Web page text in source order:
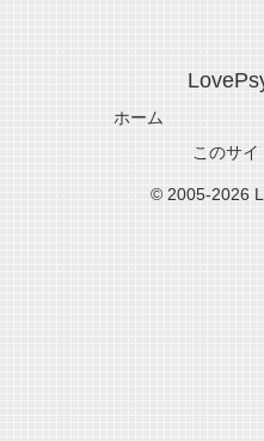
ホーム
このサ
© 2005-2026